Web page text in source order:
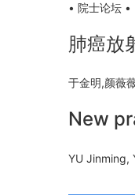
• 院士论坛 •
肺癌放
于金明,颜薇
New
YU Jinming,